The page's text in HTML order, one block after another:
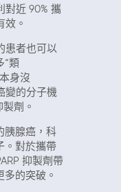
對近 90% 攜
效。
患者也可以
“類
身沒
變的分子機
製劑。
胰腺癌，科
。對於攜帶
抑製劑帶
多的突破。